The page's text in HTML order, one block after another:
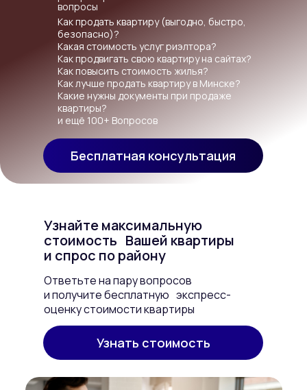
Как продать квартиру (выгодно, быстро,
безопасно)?
Какая стоимость услуг риэлтора?
Как продвигать свою квартиру на сайтах?
Как повысить стоимость жилья?
Как лучше продать квартиру в Минске?
Какие нужны документы при продаже
квартиры?
и ещё 100+ Вопросов
вопросы
Бесплатная консультация
Ответьте на пару вопросов
и получите бесплатную экспресс-
оценку стоимости квартиры
Узнайте максимальную
стоимость Вашей квартиры
и спрос по району
Узнать стоимость